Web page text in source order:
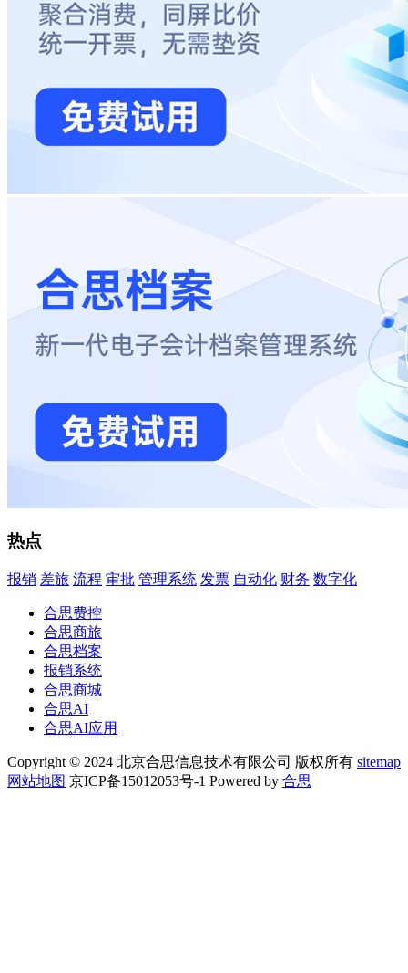
热点
报销 差旅 流程 审批 管理系统 发票 自动化 财务 数字化
合思费控
合思商旅
合思档案
报销系统
合思商城
合思AI
合思AI应用
Copyright © 2024 北京合思信息技术有限公司 版权所有 sitemap
网站地图 京ICP备15012053号-1 Powered by 合思